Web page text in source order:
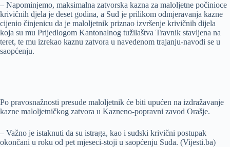
– Napominjemo, maksimalna zatvorska kazna za maloljetne počinioce
krivičnih djela je deset godina, a Sud je prilikom odmjeravanja kazne
cijenio činjenicu da je maloljetnik priznao izvršenje krivičnih dijela
koja su mu Prijedlogom Kantonalnog tužilaštva Travnik stavljena na
teret, te mu izrekao kaznu zatvora u navedenom trajanju-navodi se u
saopćenju.
Po pravosnažnosti presude maloljetnik će biti upućen na izdražavanje
kazne maloljetničkog zatvora u Kazneno-popravni zavod Orašje.
– Važno je istaknuti da su istraga, kao i sudski krivični postupak
okončani u roku od pet mjeseci-stoji u saopćenju Suda. (Vijesti.ba)